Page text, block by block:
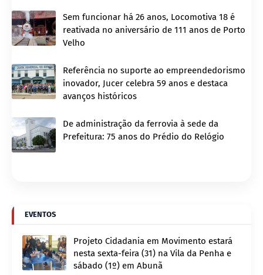
Sem funcionar há 26 anos, Locomotiva 18 é
reativada no aniversário de 111 anos de Porto
Velho
Referência no suporte ao empreendedorismo
inovador, Jucer celebra 59 anos e destaca
avanços históricos
De administração da ferrovia à sede da
Prefeitura: 75 anos do Prédio do Relógio
EVENTOS
Projeto Cidadania em Movimento estará
nesta sexta-feira (31) na Vila da Penha e
sábado (1º) em Abunã